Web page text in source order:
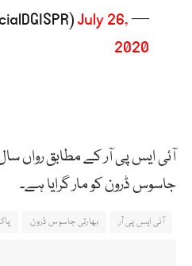
— DG ISPR (@OfficialDGISPR)
July 26,
2020
آئی ایس پی آر کے مطابق رواں
جاسوس ڈرون کو مار گرایا ہے۔
آئی ایس پی آر بھارتی جاسوس ڈرون